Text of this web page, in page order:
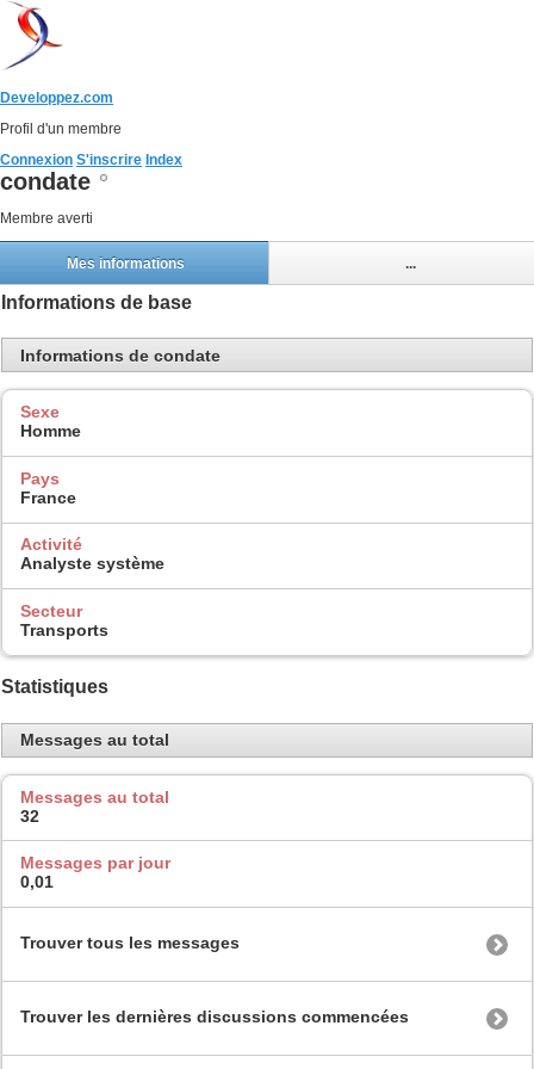
Developpez.com
Profil d'un membre
Connexion S'inscrire Index
condate
Membre averti
Mes informations ...
Informations de base
Informations de condate
Sexe
Homme
Pays
France
Activité
Analyste système
Secteur
Transports
Statistiques
Messages au total
Messages au total
32
Messages par jour
0,01
Trouver tous les messages
Trouver les dernières discussions commencées